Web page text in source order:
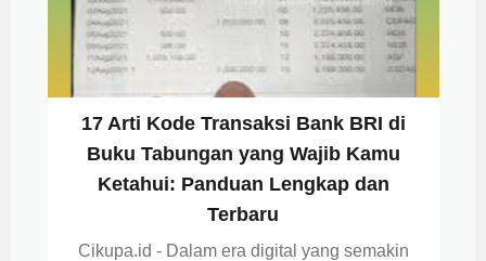
17 Arti Kode Transaksi Bank BRI di
Buku Tabungan yang Wajib Kamu
Ketahui: Panduan Lengkap dan
Terbaru
Cikupa.id - Dalam era digital yang semakin